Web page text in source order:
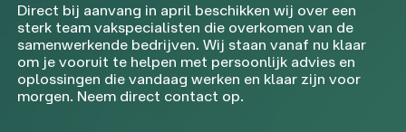
Direct bij aanvang in april beschikken wij over een
sterk team vakspecialisten die overkomen van de
samenwerkende bedrijven. Wij staan vanaf nu klaar
om je vooruit te helpen met persoonlijk advies en
oplossingen die vandaag werken en klaar zijn voor
morgen. Neem direct contact op.